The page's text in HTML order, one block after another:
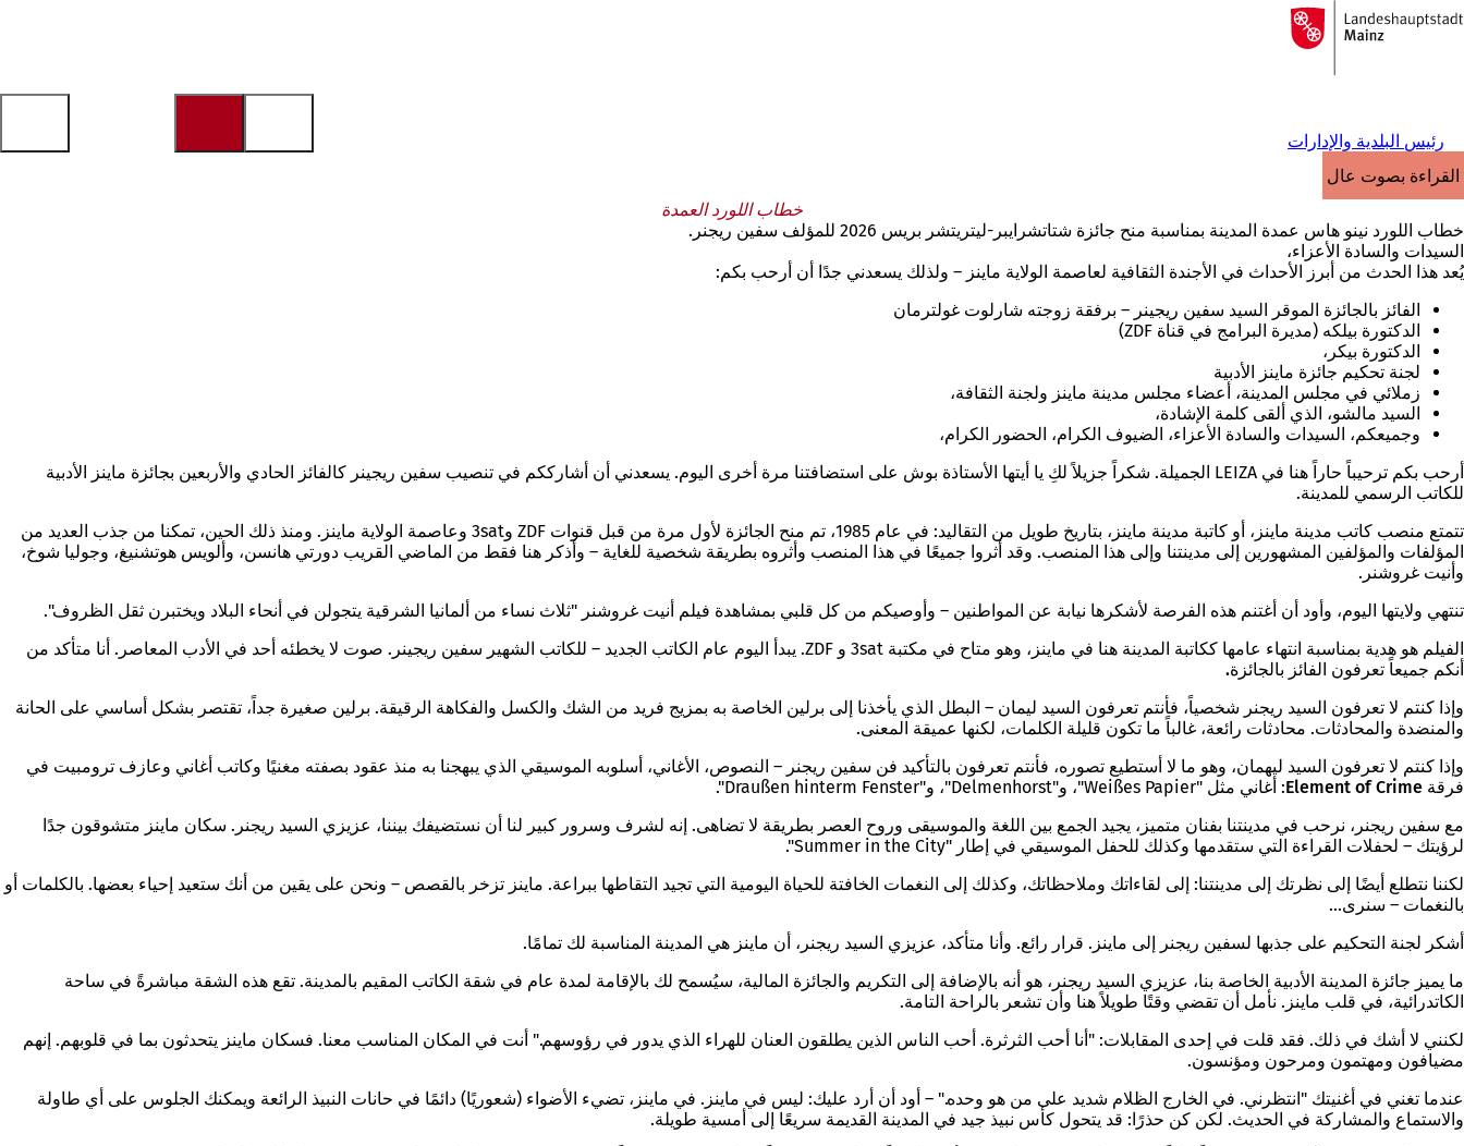
الانتقال إلى المحتوى
إلى
الصفحة
رئيس البلدية والإدارات
القراءة بصوت عالٍ
خطاب اللورد العمدة
خطاب اللورد نينو هاس عمدة المدينة بمناسبة منح جائزة شتاتشرايبر-ليتريتشر بريس 2026 للمؤلف سفين ريجنر.
السيدات والسادة الأعزاء،
يُعد هذا الحدث من أبرز الأحداث في الأجندة الثقافية لعاصمة الولاية ماينز – ولذلك يسعدني جدًا أن أرحب بكم:
الفائز بالجائزة الموقر السيد سفين ريجينر – برفقة زوجته شارلوت غولترمان
الدكتورة بيلكه (مديرة البرامج في قناة ZDF)
الدكتورة بيكر،
لجنة تحكيم جائزة ماينز الأدبية
زملائي في مجلس المدينة، أعضاء مجلس مدينة ماينز ولجنة الثقافة،
السيد مالشو، الذي ألقى كلمة الإشادة،
وجميعكم، السيدات والسادة الأعزاء، الضيوف الكرام، الحضور الكرام،
أرحب بكم ترحيباً حاراً هنا في LEIZA الجميلة. شكراً جزيلاً لكِ يا أيتها الأستاذة بوش على استضافتنا مرة أخرى اليوم. يسعدني أن أشارككم في تنصيب سفين ريجينر كالفائز الحادي والأربعين بجائزة ماينز الأدبية
للكاتب الرسمي للمدينة.
تتمتع منصب كاتب مدينة ماينز، أو كاتبة مدينة ماينز، بتاريخ طويل من التقاليد: في عام 1985، تم منح الجائزة لأول مرة من قبل قنوات ZDF و3sat وعاصمة الولاية ماينز. ومنذ ذلك الحين، تمكنا من جذب العديد من
المؤلفات والمؤلفين المشهورين إلى مدينتنا وإلى هذا المنصب. وقد أثروا جميعًا في هذا المنصب وأثروه بطريقة شخصية للغاية – وأذكر هنا فقط من الماضي القريب دورتي هانسن، وألويس هوتشنيغ، وجوليا شوخ،
وأنيت غروشنر .
تنتهي ولايتها اليوم، وأود أن أغتنم هذه الفرصة لأشكرها نيابة عن المواطنين – وأوصيكم من كل قلبي بمشاهدة فيلم أنيت غروشنر "ثلاث نساء من ألمانيا الشرقية يتجولن في أنحاء البلاد ويختبرن ثقل الظروف".
الفيلم هو هدية بمناسبة انتهاء عامها ككاتبة المدينة هنا في ماينز، وهو متاح في مكتبة 3sat و ZDF. يبدأ اليوم عام الكاتب الجديد – لل
كاتب الشهير سفين ريجينر . صوت لا يخطئه أحد في الأدب المعاصر. أنا متأكد من
أنكم جميعاً تعرفون الفائز بالجائزة.
وإذا كنتم لا تعرفون السيد ريجنر شخصياً، فأنتم تعرفون السيد ليمان – البطل الذي يأخذنا إلى برلين الخاصة به بمزيج فريد من الشك والكسل والفكاهة الرقيقة. برلين صغيرة جداً، تقتصر بشكل أساسي على الحانة
والمنضدة والمحادثات. محادثات رائعة، غالباً ما تكون قليلة الكلمات، لكنها عميقة المعنى.
وإذا كنتم لا تعرفون السيد ليهمان، وهو ما لا أستطيع تصوره، فأنتم تعرفون بالتأكيد فن سفين ريجنر – النصوص، الأغاني، أسلوبه الموسيقي الذي يبهجنا به منذ عقود بصفته مغنيًا وكاتب أغاني وعازف ترومبيت في
فرقة Element of Crime
: أغاني مثل "Weißes Papier"، و"Delmenhorst"، و"Draußen hinterm Fenster".
مع سفين ريجنر، نرحب في مدينتنا بفنان متميز، يجيد الجمع بين اللغة والموسيقى وروح العصر بطريقة لا تضاهى. إنه لشرف وسرور كبير لنا أن نستضيفك بيننا، عزيزي السيد ريجنر. سكان ماينز متشوقون جدًا
لرؤيتك – لحفلات القراءة التي ستقدمها وكذلك للحفل الموسيقي في إطار "Summer in the City".
لكننا نتطلع أيضًا إلى نظرتك إلى مدينتنا: إلى لقاءاتك وملاحظاتك، وكذلك إلى النغمات الخافتة للحياة اليومية التي تجيد التقاطها ببراعة. ماينز تزخر بالقصص – ونحن على يقين من أنك ستعيد إحياء بعضها. بالكلمات أو
بالنغمات – سنرى...
أشكر لجنة التحكيم على جذبها لسفين ريجنر إلى ماينز. قرار رائع. وأنا متأكد، عزيزي السيد ريجنر، أن ماينز هي المدينة المناسبة لك تمامًا.
ما يميز جائزة المدينة الأدبية الخاصة بنا، عزيزي السيد ريجنر، هو أنه بالإضافة إلى التكريم والجائزة المالية، سيُسمح لك بالإقامة لمدة عام في شقة الكاتب المقيم بالمدينة. تقع هذه الشقة مباشرةً في ساحة
الكاتدرائية، في قلب ماينز. نأمل أن تقضي وقتًا طويلاً هنا وأن تشعر بالراحة التامة.
لكنني لا أشك في ذلك. فقد قلت في إحدى المقابلات: "أنا أحب الثرثرة. أحب الناس الذين يطلقون العنان للهراء الذي يدور في رؤوسهم." أنت في المكان المناسب معنا. فسكان ماينز يتحدثون بما في قلوبهم. إنهم
مضيافون ومهتمون ومرحون ومؤنسون.
عندما تغني في أغنيتك "انتظرني. في الخارج الظلام شديد على من هو وحده." – أود أن أرد عليك: ليس في ماينز. في ماينز، تضيء الأضواء (شعوريًا) دائمًا في حانات النبيذ الرائعة ويمكنك الجلوس على أي طاولة
والاستماع والمشاركة في الحديث. لكن كن حذرًا: قد يتحول كأس نبيذ جيد في المدينة القديمة سريعًا إلى أمسية طويلة.